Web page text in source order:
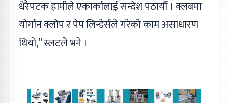
धेरैपटक हामीले एकार्कालाई सन्देश पठायौँ । क्लबमा
योर्गान क्लोप र पेप लिन्डेर्सले गरेको काम असाधारण
थियो,” स्लटले भने ।